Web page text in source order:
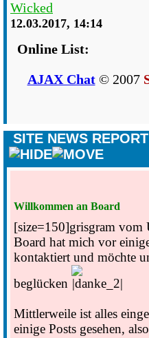
Wicked
12.03.2017, 14:14
Online List:
AJAX Chat© 2007
SITE NEWS
Willkommen an Board
[size=150]grisgram vom
Board hat mich vor
kontaktiert und möchte
beglücken
Mittlerweile ist alles
einige Posts gesehen,